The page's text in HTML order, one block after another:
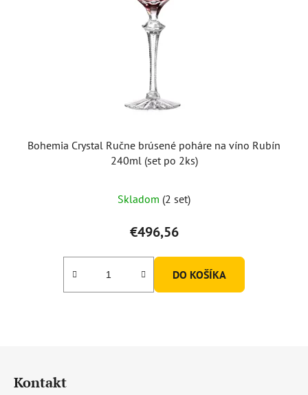
Bohemia Crystal Ručne brúsené poháre na víno Rubín
240ml (set po 2ks)
Skladom (2 set)
€496,56
DO KOŠÍKA
Kontakt